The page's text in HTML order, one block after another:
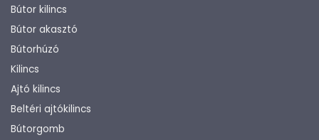
Bútor kilincs
Bútor akasztó
Bútorhúzó
Kilincs
Ajtó kilincs
Beltéri ajtókilincs
Bútorgomb